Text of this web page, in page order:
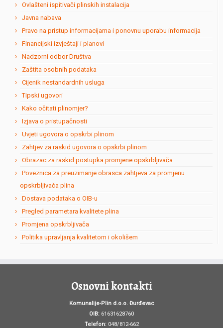
Ovlašteni ispitivači plinskih instalacija
Javna nabava
Pravo na pristup informacijama i ponovnu uporabu informacija
Financijski izvještaji i planovi
Nadzorni odbor Društva
Zaštita osobnih podataka
Cijenik nestandardnih usluga
Tipski ugovori
Kako očitati plinomjer?
Izjava o pristupačnosti
Uvjeti ugovora o opskrbi plinom
Zahtjev za raskid ugovora o opskrbi plinom
Obrazac za raskid postupka promjene opskrbljivača
Poveznica za preuzimanje obrasca zahtjeva za promjenu
opskrbljivača plina
Dostava podataka o OIB-u
Pregled parametara kvalitete plina
Promjena opskrbljivača
Politika upravljanja kvalitetom i okolišem
Osnovni kontakti
Komunalije-Plin d.o.o. Đurđevac
OIB: 61631628760
Telefon:048/812-662